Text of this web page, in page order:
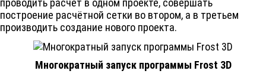
проводить расчёт в одном проекте, совершать
построение расчётной сетки во втором, а в третьем
производить создание нового проекта.
Многократный запуск программы Frost 3D